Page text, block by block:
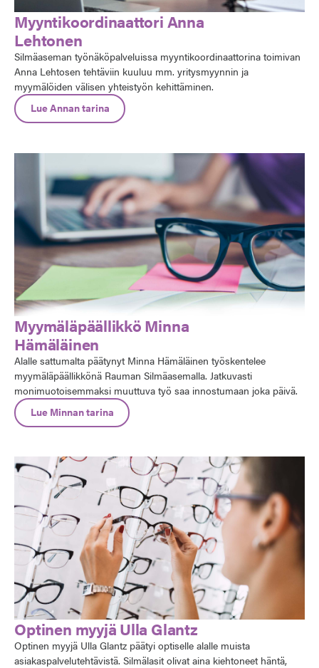
Myyntikoordinaattori Anna
Lehtonen
Silmäaseman työnäköpalveluissa myyntikoordinaattorina toimivan
Anna Lehtosen tehtäviin kuuluu mm. yritysmyynnin ja
myymälöiden välisen yhteistyön kehittäminen.
Lue Annan tarina
Myymäläpäällikkö Minna
Hämäläinen
Alalle sattumalta päätynyt Minna Hämäläinen työskentelee
myymäläpäällikkönä Rauman Silmäasemalla. Jatkuvasti
monimuotoisemmaksi muuttuva työ saa innostumaan joka päivä.
Lue Minnan tarina
Optinen myyjä Ulla Glantz
Optinen myyjä Ulla Glantz päätyi optiselle alalle muista
asiakaspalvelutehtävistä. Silmälasit olivat aina kiehtoneet häntä,